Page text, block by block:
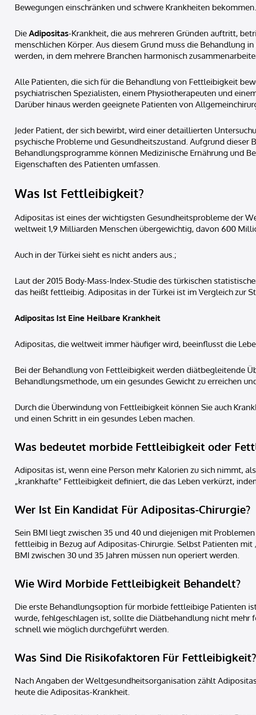
Bewegungen einschränken und schwere Krankheiten bekommen.
DieAdipositas-Krankheit, die aus mehreren Gründen auftritt,
menschlichen Körper. Aus diesem Grund muss die Behandlung
werden, in dem mehrere Branchen harmonisch
Alle Patienten, die sich für die Behandlung von Fettleibigkeit
psychiatrischen Spezialisten, einem Physiotherapeuten und
Darüber hinaus werden geeignete Patienten von
Jeder Patient, der sich bewirbt, wird einer detaillierten
psychische Probleme und Gesundheitszustand. Aufgrund
Behandlungsprogramme können Medizinische Ernährung und
Eigenschaften des Patienten umfassen.
Was Ist Fettleibigkeit?
Adipositas ist eines der wichtigsten Gesundheitsprobleme der
weltweit 1,9 Milliarden Menschen übergewichtig, davon 600
Auch in der Türkei sieht es nicht anders aus.;
Laut der 2015 Body-Mass-Index-Studie des türkischen
das heißt fettleibig. Adipositas in der Türkei ist im Vergleich zur
Adipositas Ist Eine Heilbare Krankheit
Adipositas, die weltweit immer häufiger wird, beeinflusst die
Bei der Behandlung von Fettleibigkeit werden diätbegleitende
Behandlungsmethode, um ein gesundes Gewicht zu erreichen
Durch die Überwindung von Fettleibigkeit können Sie auch
und einen Schritt in ein gesundes Leben machen.
Was bedeutet morbide Fettleibigkeit oder
Adipositas ist, wenn eine Person mehr Kalorien zu sich nimmt,
„krankhafte“ Fettleibigkeit definiert, die das Leben verkürzt,
Wer Ist Ein Kandidat Für Adipositas-Chirurgie?
Sein BMI liegt zwischen 35 und 40 und diejenigen mit
fettleibig in Bezug auf Adipositas-Chirurgie. Selbst Patienten
BMI zwischen 30 und 35 Jahren müssen nun operiert werden.
Wie Wird Morbide Fettleibigkeit Behandelt?
Die erste Behandlungsoption für morbide fettleibige Patienten
wurde, fehlgeschlagen ist, sollte die Diätbehandlung nicht
schnell wie möglich durchgeführt werden.
Was Sind Die Risikofaktoren Für Fettleibigkeit?
Nach Angaben der Weltgesundheitsorganisation zählt
heute die Adipositas-Krankheit.